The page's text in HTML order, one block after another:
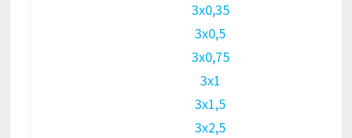
3х0,35
3х0,5
3х0,75
3х1
3х1,5
3х2,5